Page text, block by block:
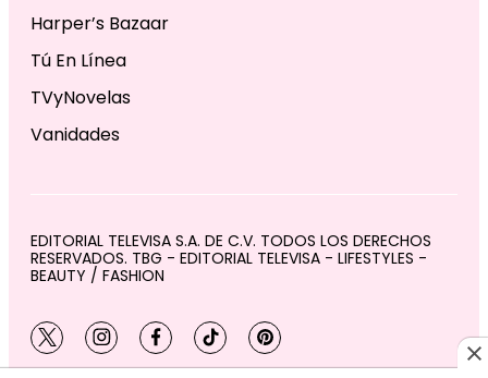
Harper’s Bazaar
Tú En Línea
TVyNovelas
Vanidades
EDITORIAL TELEVISA S.A. DE C.V. TODOS LOS DERECHOS
RESERVADOS. TBG - EDITORIAL TELEVISA - LIFESTYLES -
BEAUTY / FASHION
twitterinstagram
facebooktiktokpinterest